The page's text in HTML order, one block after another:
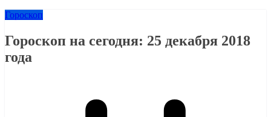
Гороскоп
Гороскоп на сегодня: 25 декабря 2018
года